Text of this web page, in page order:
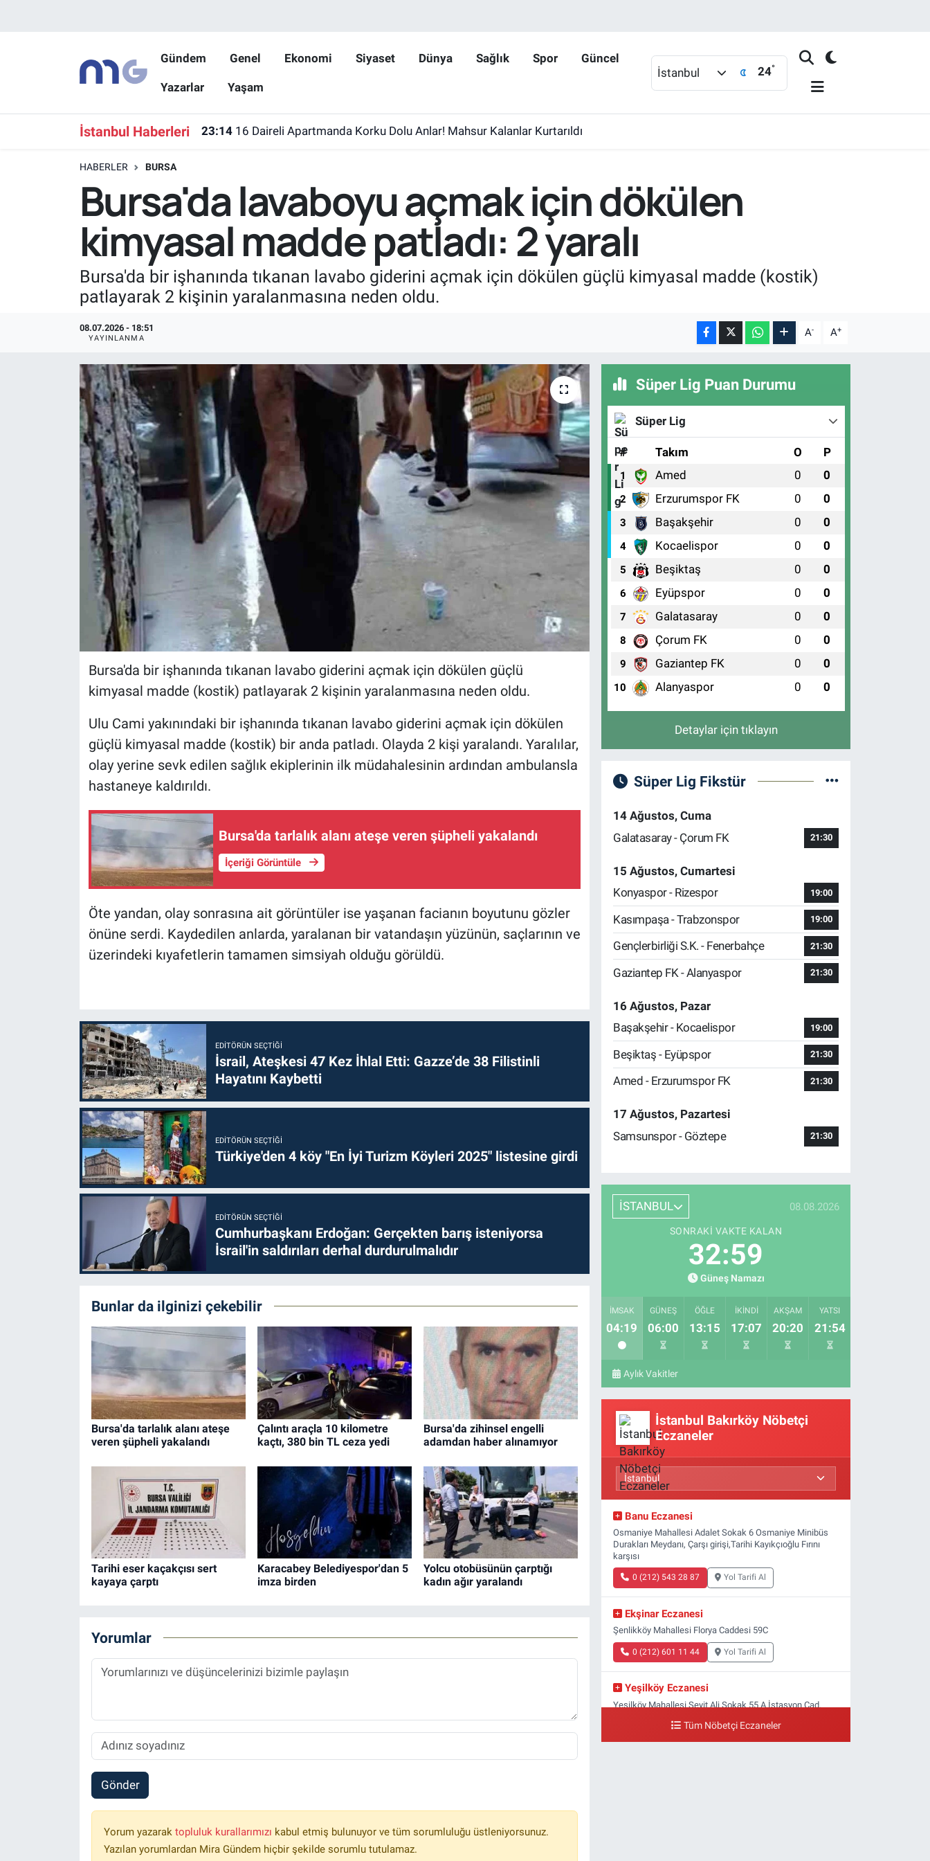
Gündem Genel Ekonomi Siyaset Dünya Sağlık Spor Güncel
Yazarlar Yaşam
İstanbul 24°
İstanbul Haberleri 23:14 16 Daireli Apartmanda Korku Dolu Anlar! Mahsur Kalanlar Kurtarıldı
HABERLER BURSA
Bursa'da lavaboyu açmak için dökülen
kimyasal madde patladı: 2 yaralı
Bursa'da bir işhanında tıkanan lavabo giderini açmak için dökülen güçlü kimyasal madde (kostik)
patlayarak 2 kişinin yaralanmasına neden oldu.
08.07.2026 - 18:51
YAYINLANMA A- A+
Bursa'da bir işhanında tıkanan lavabo giderini açmak için dökülen güçlü
kimyasal madde (kostik) patlayarak 2 kişinin yaralanmasına neden oldu.
Ulu Cami yakınındaki bir işhanında tıkanan lavabo giderini açmak için dökülen
güçlü kimyasal madde (kostik) bir anda patladı. Olayda 2 kişi yaralandı. Yaralılar,
olay yerine sevk edilen sağlık ekiplerinin ilk müdahalesinin ardından ambulansla
hastaneye kaldırıldı.
Bursa'da tarlalık alanı ateşe veren şüpheli yakalandı
İçeriği Görüntüle
Öte yandan, olay sonrasına ait görüntüler ise yaşanan facianın boyutunu gözler
önüne serdi. Kaydedilen anlarda, yaralanan bir vatandaşın yüzünün, saçlarının ve
üzerindeki kıyafetlerin tamamen simsiyah olduğu görüldü.
EDITÖRÜN SEÇTIĞI
İsrail, Ateşkesi 47 Kez İhlal Etti: Gazze’de 38 Filistinli
Hayatını Kaybetti
EDITÖRÜN SEÇTIĞI
Türkiye'den 4 köy "En İyi Turizm Köyleri 2025" listesine girdi
EDITÖRÜN SEÇTIĞI
Cumhurbaşkanı Erdoğan: Gerçekten barış isteniyorsa
İsrail'in saldırıları derhal durdurulmalıdır
Bunlar da ilginizi çekebilir
Bursa'da tarlalık alanı ateşe
veren şüpheli yakalandı
Çalıntı araçla 10 kilometre
kaçtı, 380 bin TL ceza yedi
Bursa'da zihinsel engelli
adamdan haber alınamıyor
Tarihi eser kaçakçısı sert
kayaya çarptı
Karacabey Belediyespor'dan 5
imza birden
Yolcu otobüsünün çarptığı
kadın ağır yaralandı
Yorumlar
Gönder
Yorum yazarak topluluk kurallarımızı kabul etmiş bulunuyor ve tüm sorumluluğu üstleniyorsunuz.
Yazılan yorumlardan Mira Gündem hiçbir şekilde sorumlu tutulamaz.
Süper Lig Puan Durumu
Süper Lig
# Takım O P
1 Amed 0 0
2 Erzurumspor FK 0 0
3 Başakşehir 0 0
4 Kocaelispor 0 0
5 Beşiktaş 0 0
6 Eyüpspor 0 0
7 Galatasaray 0 0
8 Çorum FK 0 0
9 Gaziantep FK 0 0
10 Alanyaspor 0 0
Detaylar için tıklayın
Süper Lig Fikstür
14 Ağustos, Cuma
Galatasaray - Çorum FK
21:30
15 Ağustos, Cumartesi
Konyaspor - Rizespor
19:00
Kasımpaşa - Trabzonspor 19:00
Gençlerbirliği S.K. - Fenerbahçe 21:30
Gaziantep FK - Alanyaspor 21:30
16 Ağustos, Pazar
Başakşehir - Kocaelispor
19:00
Beşiktaş - Eyüpspor 21:30
Amed - Erzurumspor FK 21:30
17 Ağustos, Pazartesi
Samsunspor - Göztepe
21:30
İSTANBUL 08.08.2026
SONRAKI VAKTE KALAN
32:59
Güneş Namazı
İMSAK
04:19
GÜNEŞ
06:00
ÖĞLE
13:15
İKINDI
17:07
AKŞAM
20:20
YATSI
21:54
Aylık Vakitler
İstanbul Bakırköy Nöbetçi
Eczaneler
Banu Eczanesi
Osmaniye Mahallesi Adalet Sokak 6 Osmaniye Minibüs
Durakları Meydanı, Çarşı girişi,Tarihi Kayıkçıoğlu Fırını
karşısı
0 (212) 543 28 87 Yol Tarifi Al
Ekşinar Eczanesi
Şenlikköy Mahallesi Florya Caddesi 59C
0 (212) 601 11 44 Yol Tarifi Al
Yeşilköy Eczanesi
Yeşilköy Mahallesi Seyit Ali Sokak 55 A İstasyon Cad.
Tüm Nöbetçi Eczaneler
Hava Durumu
İstanbul Namaz Vakitleri
Süper Lig Puan Durumu ve Fikstür
Tüm Manşetler
Son Dakika Haberleri
Haber Arşivi